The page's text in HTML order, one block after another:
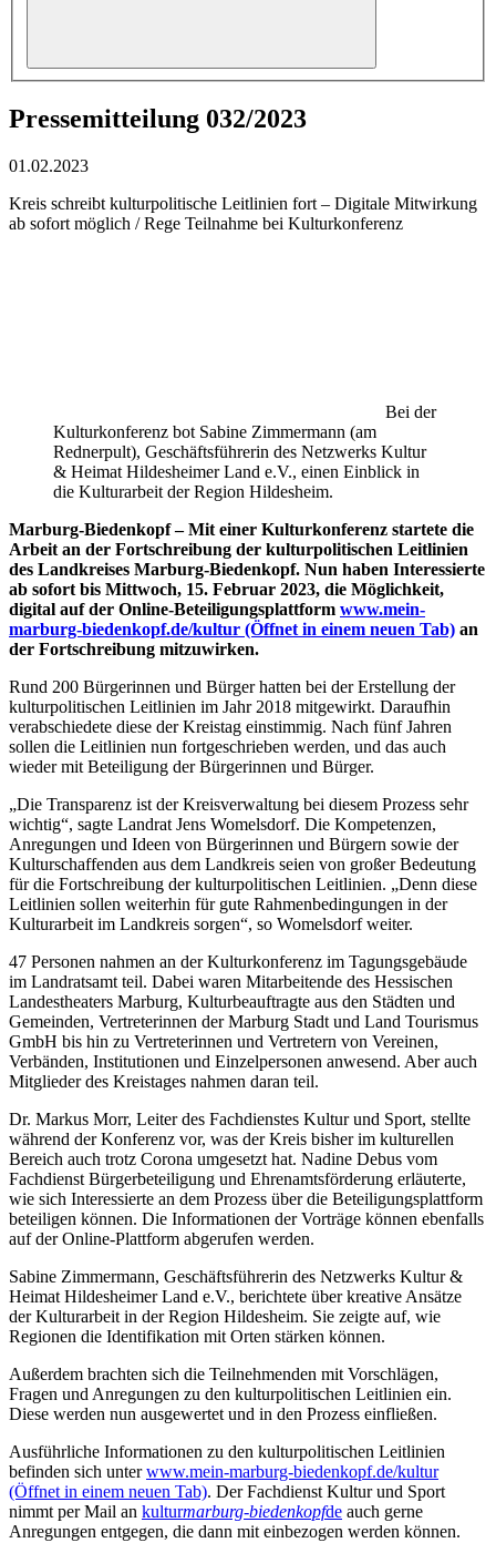
Pressemitteilung 032/2023
01.02.2023
Kreis schreibt kulturpolitische Leitlinien fort – Digitale Mitwirkung
ab sofort möglich / Rege Teilnahme bei Kulturkonferenz
Bei der
Kulturkonferenz bot Sabine Zimmermann (am
Rednerpult), Geschäftsführerin des Netzwerks Kultur
& Heimat Hildesheimer Land e.V., einen Einblick in
die Kulturarbeit der Region Hildesheim.
Marburg-Biedenkopf – Mit einer Kulturkonferenz startete die
Arbeit an der Fortschreibung der kulturpolitischen Leitlinien
des Landkreises Marburg-Biedenkopf. Nun haben Interessierte
ab sofort bis Mittwoch, 15. Februar 2023, die Möglichkeit,
digital auf der Online-Beteiligungsplattform www.mein-
marburg-biedenkopf.de/kultur (Öffnet in einem neuen Tab) an
der Fortschreibung mitzuwirken.
Rund 200 Bürgerinnen und Bürger hatten bei der Erstellung der
kulturpolitischen Leitlinien im Jahr 2018 mitgewirkt. Daraufhin
verabschiedete diese der Kreistag einstimmig. Nach fünf Jahren
sollen die Leitlinien nun fortgeschrieben werden, und das auch
wieder mit Beteiligung der Bürgerinnen und Bürger.
„Die Transparenz ist der Kreisverwaltung bei diesem Prozess sehr
wichtig“, sagte Landrat Jens Womelsdorf. Die Kompetenzen,
Anregungen und Ideen von Bürgerinnen und Bürgern sowie der
Kulturschaffenden aus dem Landkreis seien von großer Bedeutung
für die Fortschreibung der kulturpolitischen Leitlinien. „Denn diese
Leitlinien sollen weiterhin für gute Rahmenbedingungen in der
Kulturarbeit im Landkreis sorgen“, so Womelsdorf weiter.
47 Personen nahmen an der Kulturkonferenz im Tagungsgebäude
im Landratsamt teil. Dabei waren Mitarbeitende des Hessischen
Landestheaters Marburg, Kulturbeauftragte aus den Städten und
Gemeinden, Vertreterinnen der Marburg Stadt und Land Tourismus
GmbH bis hin zu Vertreterinnen und Vertretern von Vereinen,
Verbänden, Institutionen und Einzelpersonen anwesend. Aber auch
Mitglieder des Kreistages nahmen daran teil.
Dr. Markus Morr, Leiter des Fachdienstes Kultur und Sport, stellte
während der Konferenz vor, was der Kreis bisher im kulturellen
Bereich auch trotz Corona umgesetzt hat. Nadine Debus vom
Fachdienst Bürgerbeteiligung und Ehrenamtsförderung erläuterte,
wie sich Interessierte an dem Prozess über die Beteiligungsplattform
beteiligen können. Die Informationen der Vorträge können ebenfalls
auf der Online-Plattform abgerufen werden.
Sabine Zimmermann, Geschäftsführerin des Netzwerks Kultur &
Heimat Hildesheimer Land e.V., berichtete über kreative Ansätze
der Kulturarbeit in der Region Hildesheim. Sie zeigte auf, wie
Regionen die Identifikation mit Orten stärken können.
Außerdem brachten sich die Teilnehmenden mit Vorschlägen,
Fragen und Anregungen zu den kulturpolitischen Leitlinien ein.
Diese werden nun ausgewertet und in den Prozess einfließen.
Ausführliche Informationen zu den kulturpolitischen Leitlinien
befinden sich unterwww.mein-marburg-biedenkopf.de/kultur
(Öffnet in einem neuen Tab). Der Fachdienst Kultur und Sport
nimmt per Mail an kulturmarburg-biedenkopfde auch gerne
Anregungen entgegen, die dann mit einbezogen werden können.